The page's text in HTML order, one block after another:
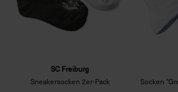
SC Freiburg
Sneakersocken 2er-Pack